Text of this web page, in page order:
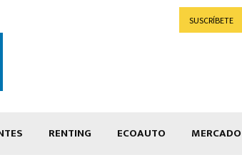
SUSCRÍBETE
RENTING ECOAUTO MERCADO